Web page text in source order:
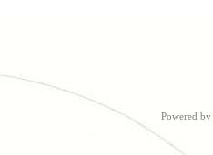
Powered by